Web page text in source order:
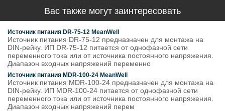
Вас также могут заинтересовать
Источник питания DR-75-12 MeanWell
Источник питания DR-75-12 предназначен для монтажа на
DIN-рейку. ИП DR-75-12 питается от однофазной сети
переменного тока или от источника постоянного напряжения.
Диапазон входных напряжений переменно
Источник питания MDR-100-24 MeanWell
Источник питания MDR-100-24 предназначен для монтажа на
DIN-рейку. ИП MDR-100-24 питается от однофазной сети
переменного тока или от источника постоянного напряжения.
Диапазон входных напряжений перем